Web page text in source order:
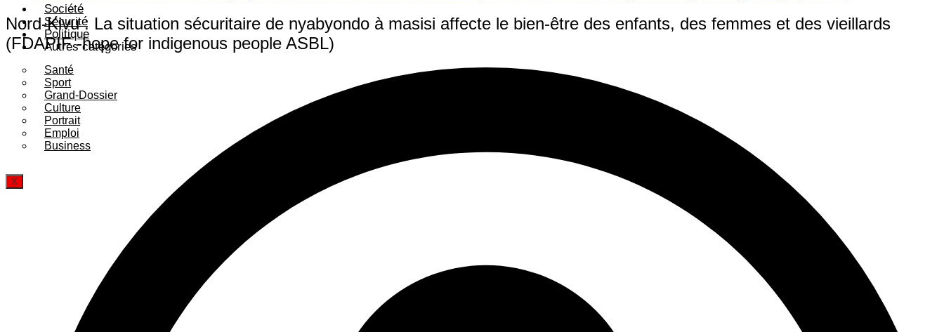
Société
Sécurité
Politique
Autres catégories
Santé
Sport
Grand-Dossier
Culture
Portrait
Emploi
Business
X
Nord-Kivu : La situation sécuritaire de nyabyondo à masisi affecte le bien-être des enfants, des femmes et des vieillards
(FDAPIF -hope for indigenous people ASBL)